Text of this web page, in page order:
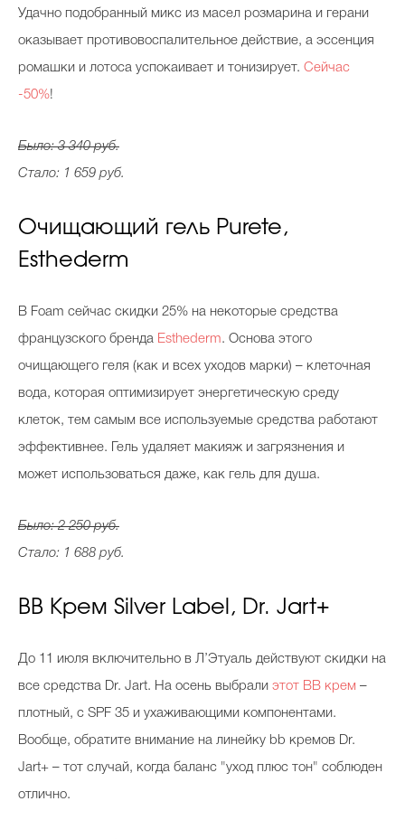
Викторины
Удачно подобранный микс из масел розмарина и герани
оказывает противовоспалительное действие, а эссенция
ромашки и лотоса успокаивает и тонизирует. Сейчас
-50%!
Было: 3 340 руб.
Стало: 1 659 руб.
Очищающий гель Purete,
Esthederm
В Foam сейчас скидки 25% на некоторые средства
французского бренда Esthederm. Основа этого
очищающего геля (как и всех уходов марки) – клеточная
вода, которая оптимизирует энергетическую среду
клеток, тем самым все используемые средства работают
эффективнее. Гель удаляет макияж и загрязнения и
может использоваться даже, как гель для душа.
Было: 2 250 руб.
Стало: 1 688 руб.
BB Крем Silver Label, Dr. Jart+
До 11 июля включительно в Л’Этуаль действуют скидки на
все средства Dr. Jart. На осень выбрали этот BB крем –
плотный, с SPF 35 и ухаживающими компонентами.
Вообще, обратите внимание на линейку bb кремов Dr.
Jart+ – тот случай, когда баланс "уход плюс тон" соблюден
отлично.